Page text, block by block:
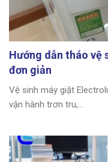
Hướng dẫn tháo vệ
đơn giản
Vệ sinh máy giặt
vận hành trơn tru,...